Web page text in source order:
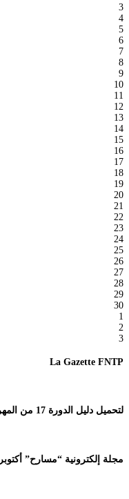
3
4
5
6
7
8
9
10
11
12
13
14
15
16
17
18
19
20
21
22
23
24
25
26
27
28
29
30
1
2
3
La Gazette FNTP
لتحميل دليل الدورة 17 من المهرجان الوطني للمسرح المحترف
مجلة إلكترونية “مسارح” أكتوبر 2023 /عدد تجريبي